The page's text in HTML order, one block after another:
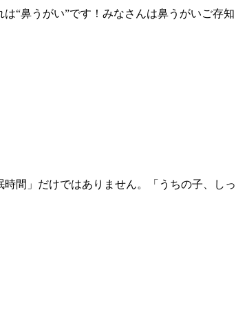
“鼻うがい”です！みなさんは鼻うがいご存知
間」だけではありません。「うちの子、しっ